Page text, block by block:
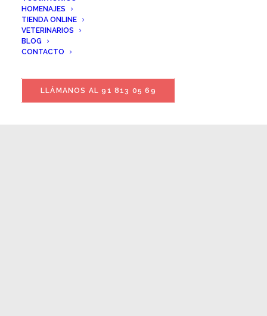
HOMENAJES
TIENDA ONLINE
VETERINARIOS
BLOG
CONTACTO
LLÁMANOS AL 91 813 05 69